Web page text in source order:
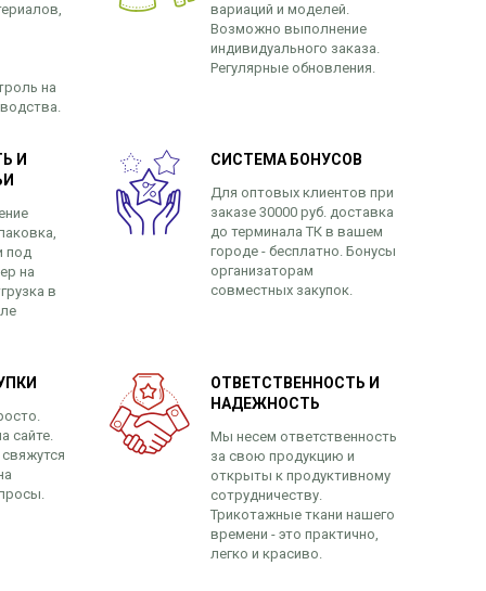
на
вариаций и моделей.
Возможно выполнение
индивидуального заказа.
Регулярные обновления.
И
под
на
в
СИСТЕМА БОНУСОВ
Для оптовых клиентов при
заказе 30000 руб. доставка
до терминала ТК в вашем
городе - бесплатно. Бонусы
организаторам
совместных закупок.
сайте.
ОТВЕТСТВЕННОСТЬ И
НАДЕЖНОСТЬ
Мы несем ответственность
за свою продукцию и
открыты к продуктивному
сотрудничеству.
Трикотажные ткани нашего
времени - это практично,
легко и красиво.